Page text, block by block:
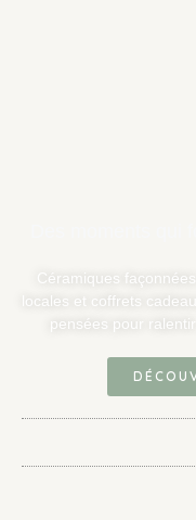
Céramiques
locales et coffrets
pensées pour